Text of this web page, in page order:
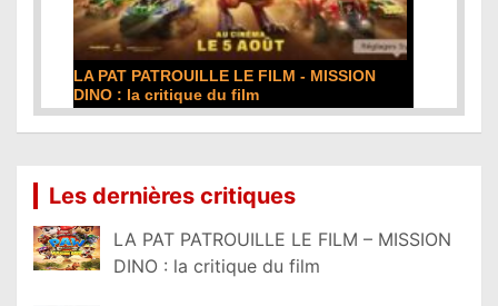
LA PAT PATROUILLE LE FILM - MISSION
DINO : la critique du film
Les dernières critiques
LA PAT PATROUILLE LE FILM – MISSION
DINO : la critique du film